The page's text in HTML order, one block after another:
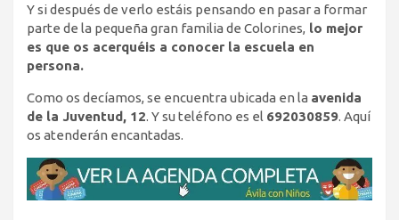
Y si después de verlo estáis pensando en pasar a formar
parte de la pequeña gran familia de Colorines, lo mejor
es que os acerquéis a conocer la escuela en
persona.
Como os decíamos, se encuentra ubicada en la avenida
de la Juventud, 12. Y su teléfono es el 692030859. Aquí
os atenderán encantadas.